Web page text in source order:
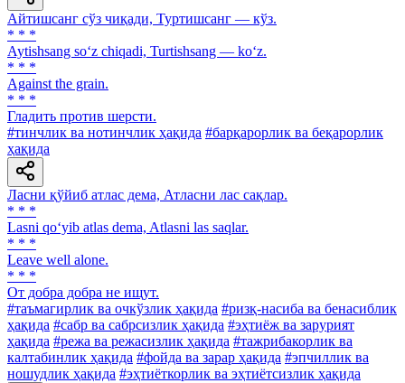
Айтишсанг сўз чиқади, Туртишсанг — кўз.
* * *
Aytishsang so‘z chiqadi, Turtishsang — ko‘z.
* * *
Against the grain.
* * *
Гладить против шерсти.
#тинчлик ва нотинчлик ҳақида #барқарорлик ва беқарорлик
ҳақида
Ласни қўйиб атлас дема, Атласни лас сақлар.
* * *
Lasni qo‘yib atlas dema, Atlasni las saqlar.
* * *
Leave well alone.
* * *
От добра добра не ищут.
#таъмагирлик ва очкўзлик ҳақида #ризқ-насиба ва бенасиблик
ҳақида #сабр ва сабрсизлик ҳақида #эҳтиёж ва зарурият
ҳақида #режа ва режасизлик ҳақида #тажрибакорлик ва
калтабинлик ҳақида #фойда ва зарар ҳақида #эпчиллик ва
ношудлик ҳақида #эҳтиёткорлик ва эҳтиётсизлик ҳақида